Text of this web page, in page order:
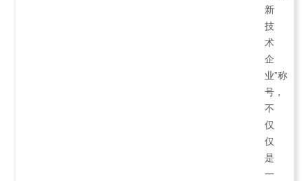
新
技
术
企
业”称
号，
不
仅
仅
是
一